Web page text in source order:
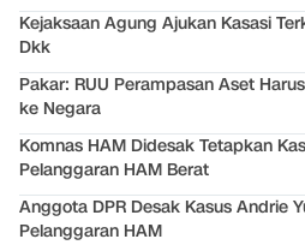
Kejaksaan Agung Ajukan Kasasi
Dkk
Pakar: RUU Perampasan Aset
ke Negara
Komnas HAM Didesak Tetapkan
Pelanggaran HAM Berat
Anggota DPR Desak Kasus Andrie
Pelanggaran HAM